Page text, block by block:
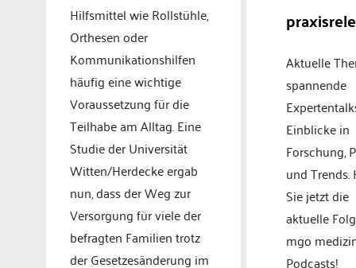
Hilfsmittel wie Rollstühle,
Orthesen oder
Kommunikationshilfen
häufig eine wichtige
Voraussetzung für die
Teilhabe am Alltag. Eine
Studie der Universität
Witten/Herdecke ergab
nun, dass der Weg zur
Versorgung für viele der
befragten Familien trotz
der Gesetzesänderung im
Aktuelle
spannende
Einblicke in
Forschung,
und Trends.
Sie jetzt die
aktuelle
mgo
Podcasts!